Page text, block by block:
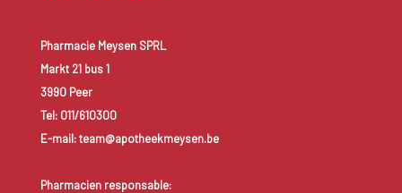
Pharmacie Meysen SPRL
Markt 21 bus 1
3990 Peer
Tel: 011/610300
E-mail: team@apotheekmeysen.be
Pharmacien responsable: